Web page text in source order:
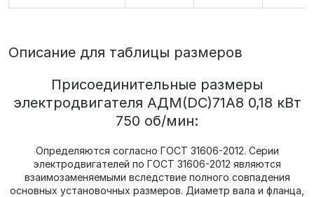
Описание для таблицы размеров
Присоединительные размеры
электродвигателя АДМ(DC)71А8 0,18 кВт
750 об/мин:
Определяются согласно ГОСТ 31606-2012. Серии
электродвигателей по ГОСТ 31606-2012 являются
взаимозаменяемыми вследствие полного совпадения
основных установочных размеров. Диаметр вала и фланца,